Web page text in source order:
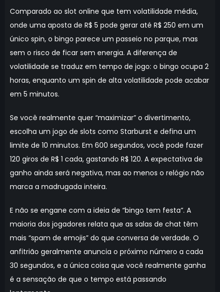
Comparado ao slot online que tem volatilidade média,
onde uma aposta de R$ 5 pode gerar até R$ 250 em um
único spin, o bingo parece um passeio no parque, mas
sem o risco de ficar sem energia. A diferença de
volatilidade se traduz em tempo de jogo: o bingo ocupa 2
horas, enquanto um spin de alta volatilidade pode acabar
em 5 minutos.
Se você realmente quer “maximizar” o divertimento,
escolha um jogo de slots como Starburst e defina um
limite de 10 minutos. Em 600 segundos, você pode fazer
120 giros de R$ 1 cada, gastando R$ 120. A expectativa de
ganho ainda será negativa, mas ao menos o relógio não
marca a madrugada inteira.
E não se engane com a ideia de “bingo tem festa”. A
maioria dos jogadores relata que as salas de chat têm
mais “spam de emojis” do que conversa de verdade. O
anfitrião geralmente anuncia o próximo número a cada
30 segundos, e a única coisa que você realmente ganha
é a sensação de que o tempo está passando